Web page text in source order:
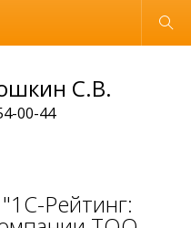
Обычная версия
С.В.
00-44
Рейтинг: